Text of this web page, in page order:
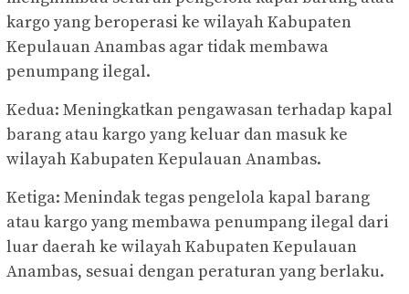
kargo yang beroperasi ke wilayah Kabupaten
Kepulauan Anambas agar tidak membawa
penumpang ilegal.
Kedua: Meningkatkan pengawasan terhadap kapal
barang atau kargo yang keluar dan masuk ke
wilayah Kabupaten Kepulauan Anambas.
Ketiga: Menindak tegas pengelola kapal barang
atau kargo yang membawa penumpang ilegal dari
luar daerah ke wilayah Kabupaten Kepulauan
Anambas, sesuai dengan peraturan yang berlaku.